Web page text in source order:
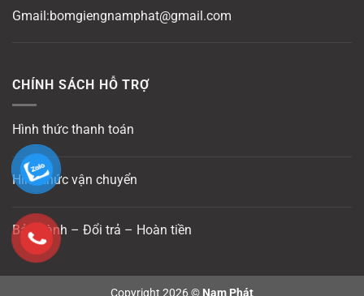
Gmail:bomgiengnamphat@gmail.com
CHÍNH SÁCH HỖ TRỢ
Hình thức thanh toán
Hình thức vận chuyển
Bảo hành – Đổi trả – Hoàn tiền